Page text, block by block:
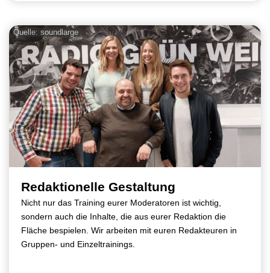
Quelle: soundlarge
Redaktionelle Gestaltung
Nicht nur das Training eurer Moderatoren ist wichtig,
sondern auch die Inhalte, die aus eurer Redaktion die
Fläche bespielen. Wir arbeiten mit euren Redakteuren in
Gruppen- und Einzeltrainings.